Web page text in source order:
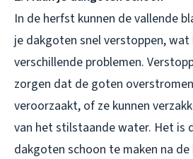
In de herfst kunnen de vallende
je dakgoten snel verstoppen,
verschillende problemen.
zorgen dat de goten
veroorzaakt, of ze kunnen
van het stilstaande water. Het is
dakgoten schoon te maken na